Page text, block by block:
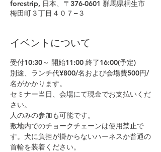
forestrip, 日本、〒376-0601 群馬県桐生市
梅田町３丁目４０７−３
イベントについて
受付10:30～ 開始11:00 終了16:00(予定)
別途、ランチ代¥800/名および会場費500円/
名がかかります。
セミナー当日、会場にて現金でお支払いくだ
さい。
人のみの参加も可能です。
敷地内でのチョークチェーンは使用禁止で
す。犬に負担が掛からないハーネスか普通の
首輪を装着ください。